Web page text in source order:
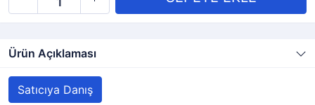
Ürün Açıklaması
Satıcıya Danış